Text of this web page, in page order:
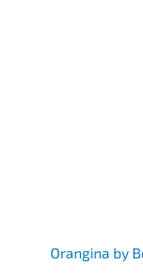
Orangina by